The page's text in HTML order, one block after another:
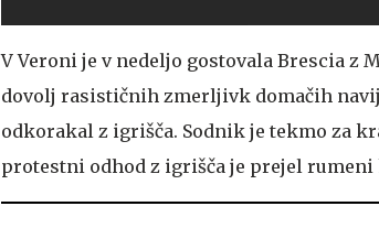
V Veroni je v nedeljo gostovala Brescia
dovolj rasističnih zmerljivk domačih
odkorakal z igrišča. Sodnik je tekmo za
protestni odhod z igrišča je prejel rumeni